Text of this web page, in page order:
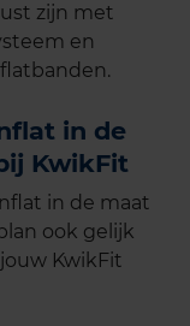
zijn met
en
in de
KwikFit
in de maat
ook gelijk
KwikFit